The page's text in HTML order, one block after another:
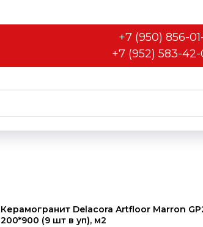
+7 (950) 856-
+7 (952) 583-
Керамогранит Delacora Artfloor Marron
200*900 (9 шт в уп), м2